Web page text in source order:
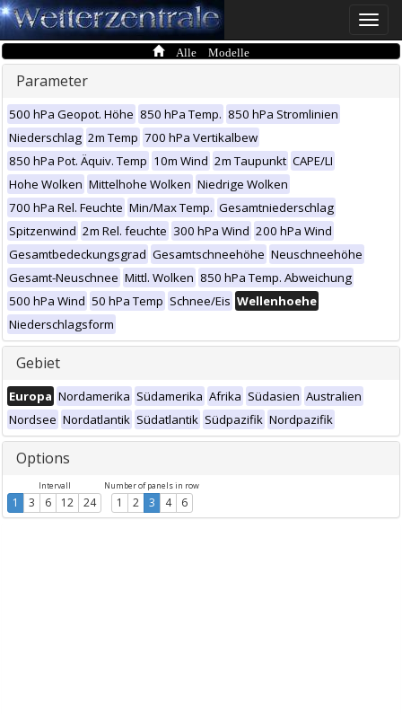
Toggle
Alle Modelle
Parameter
500 hPa Geopot. Höhe 850 hPa Temp. 850 hPa Stromlinien
Niederschlag 2m Temp 700 hPa Vertikalbew
850 hPa Pot. Äquiv. Temp 10m Wind 2m Taupunkt CAPE/LI
Hohe Wolken Mittelhohe Wolken Niedrige Wolken
700 hPa Rel. Feuchte Min/Max Temp. Gesamtniederschlag
Spitzenwind 2m Rel. feuchte 300 hPa Wind 200 hPa Wind
Gesamtbedeckungsgrad Gesamtschneehöhe Neuschneehöhe
Gesamt-Neuschnee Mittl. Wolken 850 hPa Temp. Abweichung
500 hPa Wind 50 hPa Temp Schnee/Eis Wellenhoehe
Niederschlagsform
Gebiet
Europa Nordamerika Südamerika Afrika Südasien Australien
Nordsee Nordatlantik Südatlantik Südpazifik Nordpazifik
Options
Intervall
1 3 6 12 24
Number of panels in row
1 2 3 4 6